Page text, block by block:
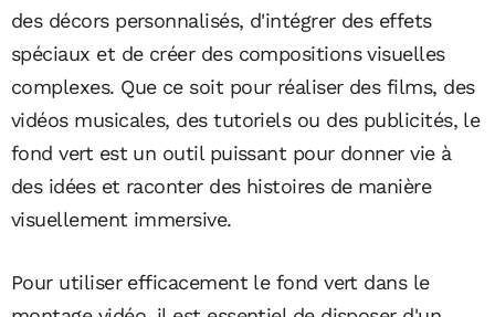
des décors personnalisés, d'intégrer des effets
spéciaux et de créer des compositions visuelles
complexes. Que ce soit pour réaliser des films, des
vidéos musicales, des tutoriels ou des publicités, le
fond vert est un outil puissant pour donner vie à
des idées et raconter des histoires de manière
visuellement immersive.
Pour utiliser efficacement le fond vert dans le